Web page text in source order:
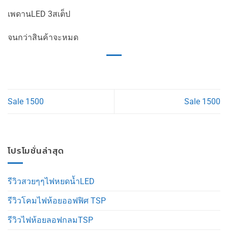
โปรโมชั่นล่าสุด
รีวิวสวยๆๆไฟหยดน้ำLED
รีวิวโคมไฟห้อยออฟฟิศ TSP
รีวิวไฟห้อยลอฟกลมTSP
เพดานLED 3สเต็ป
จนกว่าสินค้าจะหมด
Sale 1500 Sale 1500